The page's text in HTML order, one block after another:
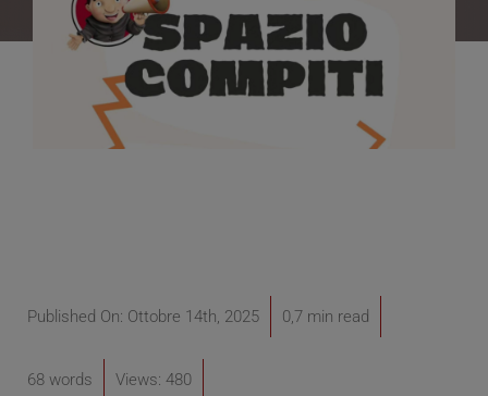
Published On: Ottobre 14th, 2025 0,7 min read
68 words Views: 480